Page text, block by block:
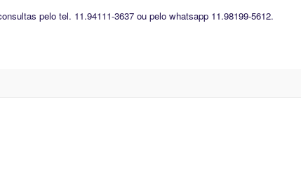
pelo tel. 11.94111-3637 ou pelo whatsapp 11.98199-5612.